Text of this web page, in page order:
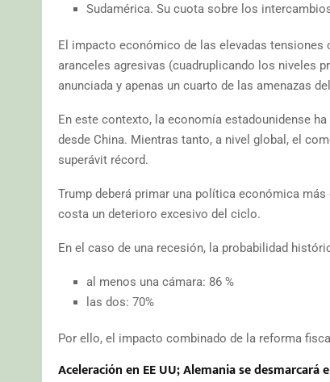
Sudamérica. Su cuota sobre los
El impacto económico de las elevadas tensiones
aranceles agresivas (cuadruplicando los niveles
anunciada y apenas un cuarto de las amenazas
En este contexto, la economía estadounidense
desde China. Mientras tanto, a nivel global, el
superávit récord.
Trump deberá primar una política económica
costa un deterioro excesivo del ciclo.
En el caso de una recesión, la probabilidad
al menos una cámara: 86 %
las dos: 70%
Por ello, el impacto combinado de la reforma
Aceleración en EE UU; Alemania se desmarcará